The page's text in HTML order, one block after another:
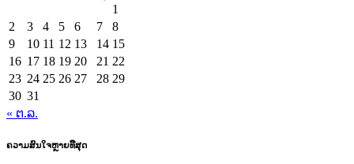
1
2
3 4 5 6 7
8
9
10 11 12 13 14 15
16 17 18 19 20 21 22
23 24 25 26 27 28 29
30 31
« ຕ.ລ.
ຄວາມສົນໃຈຫຼາຍທີີສຸດ